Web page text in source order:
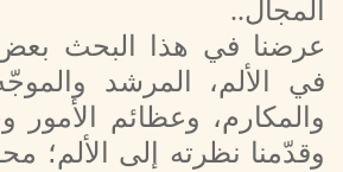
المجال..
عرضنا في هذا البحث بعض
في الألم، المرشد
والمكارم، وعظائم الأمور
وقدّمنا نظرته إلى الألم؛